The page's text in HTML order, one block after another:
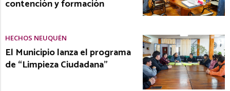
contención y formación
HECHOS NEUQUÉN
El Municipio lanza el programa
de “Limpieza Ciudadana”